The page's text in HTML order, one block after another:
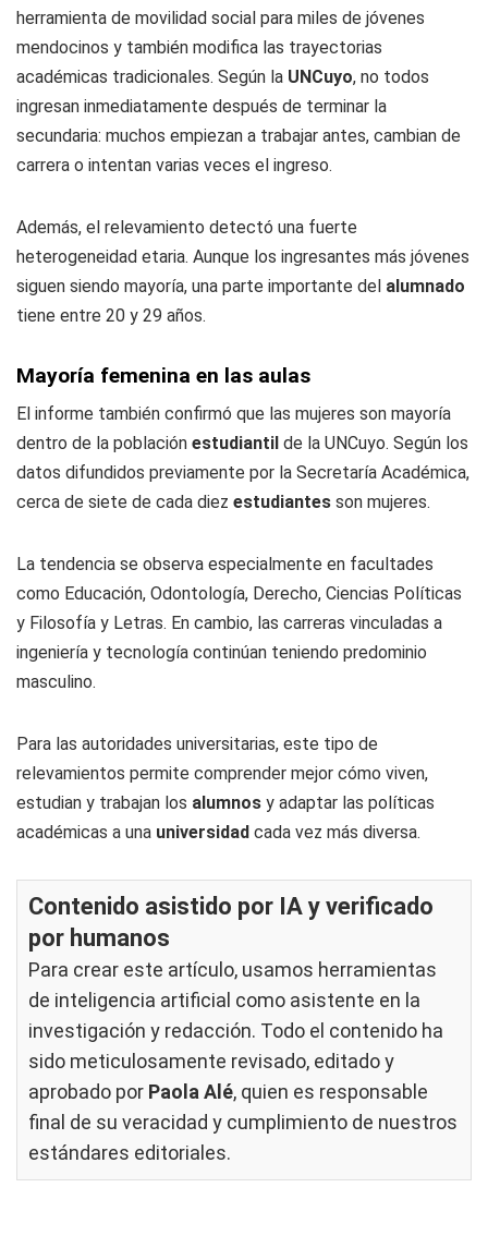
herramienta de movilidad social para miles de jóvenes
mendocinos y también modifica las trayectorias
académicas tradicionales. Según la UNCuyo, no todos
ingresan inmediatamente después de terminar la
secundaria: muchos empiezan a trabajar antes, cambian de
carrera o intentan varias veces el ingreso.
Además, el relevamiento detectó una fuerte
heterogeneidad etaria. Aunque los ingresantes más jóvenes
siguen siendo mayoría, una parte importante del alumnado
tiene entre 20 y 29 años.
Mayoría femenina en las aulas
El informe también confirmó que las mujeres son mayoría
dentro de la población estudiantil de la UNCuyo. Según los
datos difundidos previamente por la Secretaría Académica,
cerca de siete de cada diez estudiantes son mujeres.
La tendencia se observa especialmente en facultades
como Educación, Odontología, Derecho, Ciencias Políticas
y Filosofía y Letras. En cambio, las carreras vinculadas a
ingeniería y tecnología continúan teniendo predominio
masculino.
Para las autoridades universitarias, este tipo de
relevamientos permite comprender mejor cómo viven,
estudian y trabajan los alumnos y adaptar las políticas
académicas a una universidad cada vez más diversa.
Contenido asistido por IA y verificado
por humanos
Para crear este artículo, usamos herramientas
de inteligencia artificial como asistente en la
investigación y redacción. Todo el contenido ha
sido meticulosamente revisado, editado y
aprobado por Paola Alé, quien es responsable
final de su veracidad y cumplimiento de nuestros
estándares editoriales.